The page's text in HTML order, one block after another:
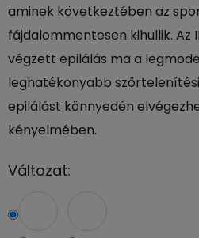
aminek következtében az
fájdalommentesen kihullik. Az
végzett epilálás ma a
leghatékonyabb
epilálást könnyedén
kényelmében.
Változat: